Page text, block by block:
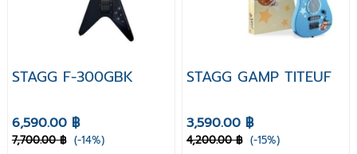
STAGG F-300GBK
6,590.00 ฿
7,700.00 ฿ (-14%)
STAGG GAMP TITEUF
3,590.00 ฿
4,200.00 ฿ (-15%)